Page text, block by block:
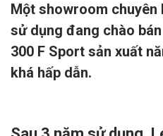
Một showroom chuyên
sử dụng đang chào
300 F Sport sản xuất
khá hấp dẫn.